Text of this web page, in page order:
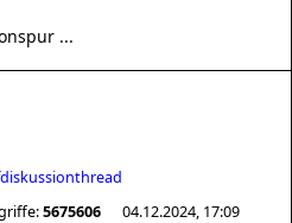
...
5675606 04.12.2024, 17:09